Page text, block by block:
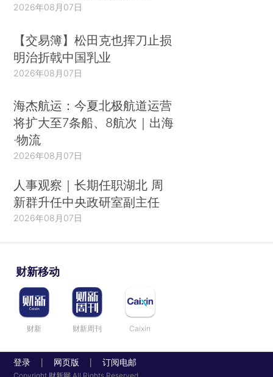
2026年08月07日
【交易簿】松田克也挥刀止损
明治折戟中国乳业
2026年08月07日
海杰航运：今夏北极航道运营
将扩大至7条船、8航次｜出海
·物流
2026年08月07日
人事观察｜长期任职湖北 周
新群升任中央政研室副主任
2026年08月07日
财新移动
财新 财新周刊 Caixin
登录 网页版 订阅电邮